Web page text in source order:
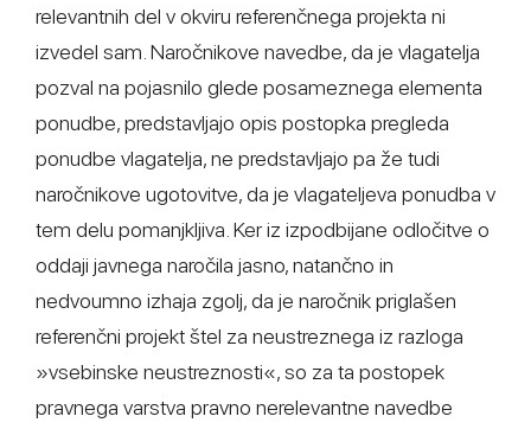
relevantnih del v okviru referenčnega projekta ni
izvedel sam. Naročnikove navedbe, da je vlagatelja
pozval na pojasnilo glede posameznega elementa
ponudbe, predstavljajo opis postopka pregleda
ponudbe vlagatelja, ne predstavljajo pa že tudi
naročnikove ugotovitve, da je vlagateljeva ponudba v
tem delu pomanjkljiva. Ker iz izpodbijane odločitve o
oddaji javnega naročila jasno, natančno in
nedvoumno izhaja zgolj, da je naročnik priglašen
referenčni projekt štel za neustreznega iz razloga
»vsebinske neustreznosti«, so za ta postopek
pravnega varstva pravno nerelevantne navedbe